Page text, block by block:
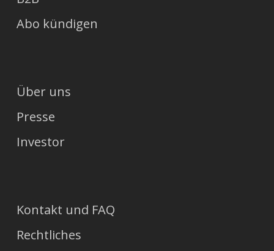
Abo kündigen
Über uns
Presse
Investor
Kontakt und FAQ
Rechtliches